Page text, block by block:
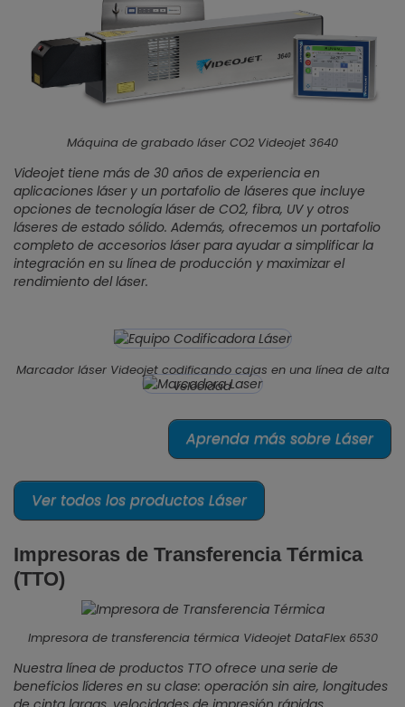
Máquina de grabado láser CO2 Videojet 3640
Videojet tiene más de 30 años de experiencia en
aplicaciones láser y un portafolio de láseres que incluye
opciones de tecnología láser de CO2, fibra, UV y otros
láseres de estado sólido. Además, ofrecemos un portafolio
completo de accesorios láser para ayudar a simplificar la
integración en su línea de producción y maximizar el
rendimiento del láser.
Marcador láser Videojet codificando cajas en una línea de alta
velocidad
Aprenda más sobre Láser
Ver todos los productos Láser
Impresoras de Transferencia Térmica
(TTO)
Impresora de transferencia térmica Videojet DataFlex 6530
Nuestra línea de productos TTO ofrece una serie de
beneficios líderes en su clase: operación sin aire, longitudes